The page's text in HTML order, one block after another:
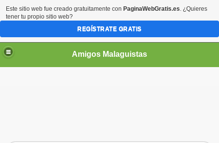
Amigos Malaguistas
Este sitio web fue creado gratuitamente con PaginaWebGratis.es. ¿Quieres
tener tu propio sitio web?
REGÍSTRATE GRATIS